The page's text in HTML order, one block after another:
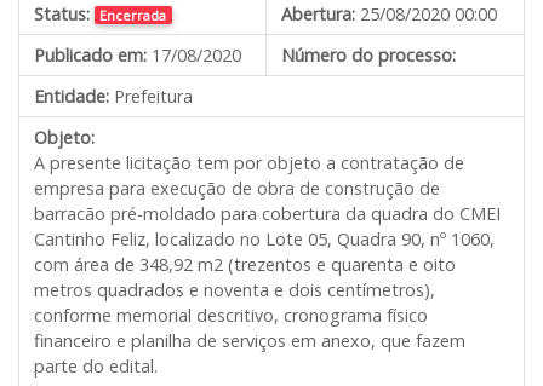
Status: Encerrada Abertura: 25/08/2020 00:00
Publicado em: 17/08/2020
Número do processo:
Entidade: Prefeitura
Objeto:
A presente licitação tem por objeto a contratação de
empresa para execução de obra de construção de
barracão pré-moldado para cobertura da quadra do CMEI
Cantinho Feliz, localizado no Lote 05, Quadra 90, nº 1060,
com área de 348,92 m2 (trezentos e quarenta e oito
metros quadrados e noventa e dois centímetros),
conforme memorial descritivo, cronograma físico
financeiro e planilha de serviços em anexo, que fazem
parte do edital.